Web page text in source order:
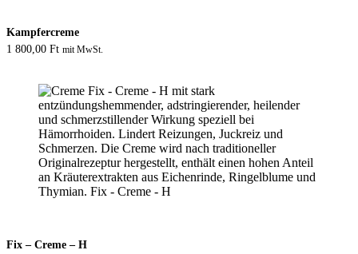
Kampfercreme
1 800,00 Ft mit MwSt.
Fix – Creme – H